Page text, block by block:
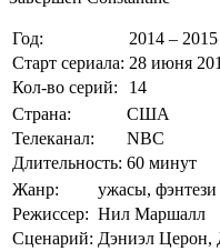
Год:
2014 – 2015
Старт сериала: 28 июня
Кол-во серий:
14
Страна:
США
Телеканал:
NBC
Длительность: 60 минут
Жанр:
ужасы, фэнтези
Режиссер: Нил Маршалл
Сценарий: Дэниэл Церон,